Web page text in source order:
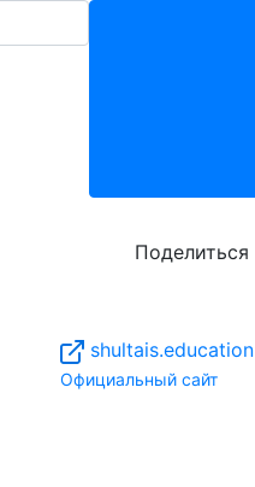
Поделиться
shultais.education
Официальный сайт